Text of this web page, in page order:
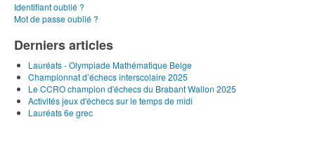
Identifiant oublié ?
Mot de passe oublié ?
Derniers articles
Lauréats - Olympiade Mathématique Belge
Championnat d’échecs interscolaire 2025
Le CCRO champion d'échecs du Brabant Wallon 2025
Activités jeux d'échecs sur le temps de midi
Lauréats 6e grec